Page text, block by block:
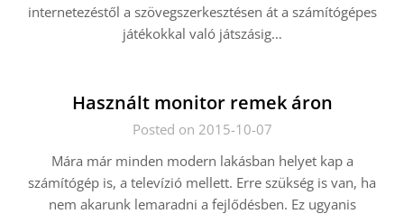
internetezéstől a szövegszerkesztésen át a számítógépes
játékokkal való játszásig…
Használt monitor remek áron
Posted on 2015-10-07
Mára már minden modern lakásban helyet kap a
számítógép is, a televízió mellett. Erre szükség is van, ha
nem akarunk lemaradni a fejlődésben. Ez ugyanis